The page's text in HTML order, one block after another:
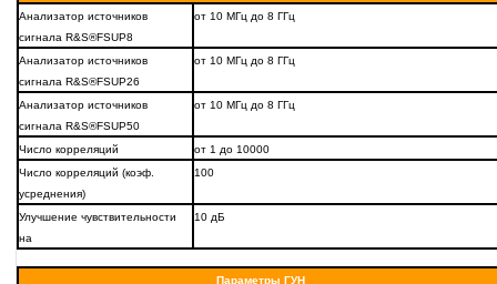
Анализатор источников
сигнала R&S®FSUP8
от 10 МГц до 8 ГГц
Анализатор источников
сигнала R&S®FSUP26
от 10 МГц до 8 ГГц
Анализатор источников
сигнала R&S®FSUP50
от 10 МГц до 8 ГГц
Число корреляций
от 1 до 10000
Число корреляций (коэф.
усреднения)
100
Улучшение чувствительности
на
10 дБ
Параметры ГУН